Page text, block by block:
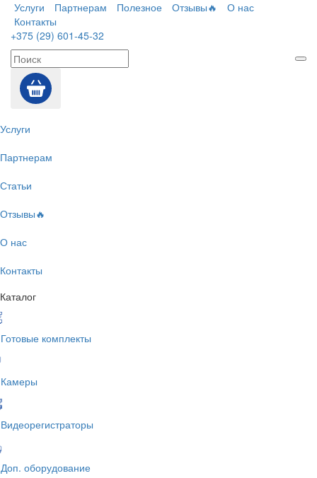
Услуги Партнерам Полезное Отзывы🔥
О нас
Контакты
+375 (29) 601-45-32
Услуги
Партнерам
Статьи
Отзывы🔥
О нас
Контакты
Каталог
Готовые комплекты
Камеры
Видеорегистраторы
Доп. оборудование